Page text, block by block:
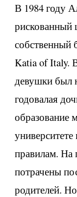
В 1984 году
рискованный
собственный
Katia of Italy.
девушки был
годовалая
образование
правилам. На
потрачены
родителей.